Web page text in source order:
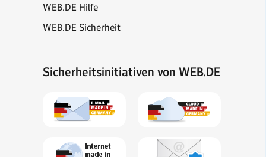
WEB.DE Hilfe
WEB.DE Sicherheit
Sicherheitsinitiativen von WEB.DE